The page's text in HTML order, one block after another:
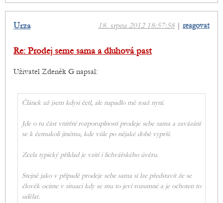
18. srpna 2012 18:57:58| reagovat
Urza
Re: Prodej seme sama a dluhová past
Uživatel Zdeněk G napsal:
Článek už jsem kdysi četl, ale napadlo mě toaž nyní.
Jde o tu část vnitřní rozporuplnosti prodeje sebe sama a zavázání
se k čemukoli jinému, kde vůle po nějaké době vyprší.
Zcela typický příklad je vzití i lichvářského úvěru.
Stejně jako v případě prodeje sebe sama si lze představit že se
člověk ocitne v situaci kdy se mu to jeví rozumné a je ochoten to
udělat.